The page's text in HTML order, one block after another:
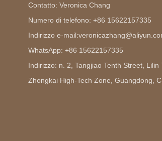
Contatto: Veronica Chang
Numero di telefono: +86 15622157335
Indirizzo e-
WhatsApp: +86 15622157335
Indirizzo: n. 2, Tangjiao Tenth Street, Lilin
Zhongkai High-Tech Zone, Guangdong,